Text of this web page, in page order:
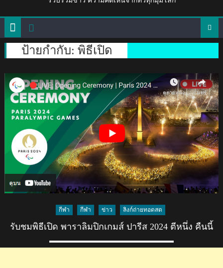
ป้ายกำกับ: พิธีเปิด
กีฬา กีฬา ข่าว ลิงก์ถ่ายทอดสด
รับชมพิธีเปิด พาราลิมปิกเกมส์ ปารีส 2024 ตีหนึ่ง คืนนี้